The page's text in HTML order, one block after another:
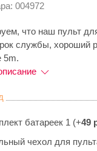
004972
что наш пульт
службы, хороший
5m.
батареек 1 (+49
чехол для